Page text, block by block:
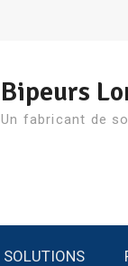
Bipeurs
Un fabricant de
SOLUTIONS